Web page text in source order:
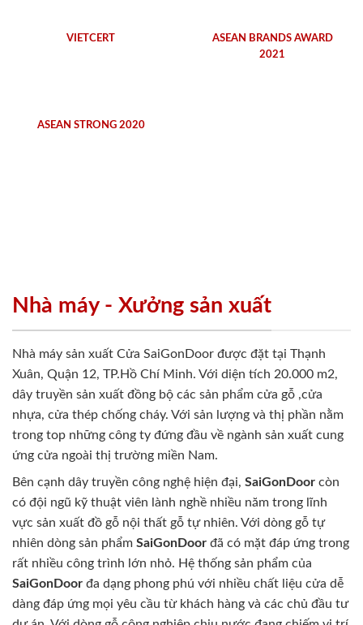
VIETCERT
ASEAN BRANDS AWARD
2021
ASEAN STRONG 2020
Nhà máy - Xưởng sản xuất
Nhà máy sản xuất Cửa SaiGonDoor được đặt tại Thạnh
Xuân, Quận 12, TP.Hồ Chí Minh. Với diện tích 20.000 m2,
dây truyền sản xuất đồng bộ các sản phẩm cửa gỗ ,cửa
nhựa, cửa thép chống cháy. Với sản lượng và thị phần nằm
trong top những công ty đứng đầu về ngành sản xuất cung
ứng cửa ngoài thị trường miền Nam.
Bên cạnh dây truyền công nghệ hiện đại, SaiGonDoor còn
có đội ngũ kỹ thuật viên lành nghề nhiều năm trong lĩnh
vực sản xuất đồ gỗ nội thất gỗ tự nhiên. Với dòng gỗ tự
nhiên dòng sản phẩm SaiGonDoor đã có mặt đáp ứng trong
rất nhiều công trình lớn nhỏ. Hệ thống sản phẩm của
SaiGonDoor đa dạng phong phú với nhiều chất liệu cửa dễ
dàng đáp ứng mọi yêu cầu từ khách hàng và các chủ đầu tư